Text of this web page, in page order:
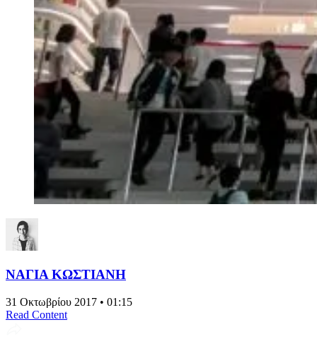
ΝΑΓΙΑ ΚΩΣΤΙΑΝΗ
31 Οκτωβρίου 2017 • 01:15
Read Content